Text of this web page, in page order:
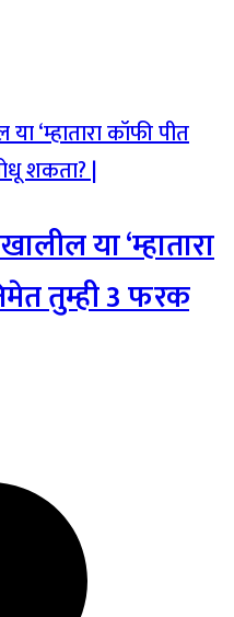
या ‘म्हातारा
तुम्ही 3 फरक